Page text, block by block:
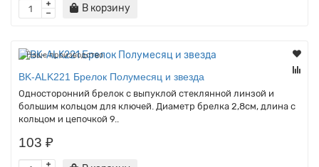
В корзину
Наше производство
BK-ALK221 Брелок Полумесяц и звезда
Односторонний брелок с выпуклой стеклянной линзой и
большим кольцом для ключей. Диаметр брелка 2,8см, длина с
кольцом и цепочкой 9..
103 ₽